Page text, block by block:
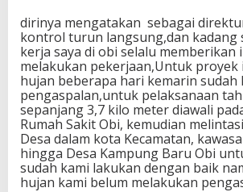
dirinya mengatakan sebagai
kontrol turun langsung,dan kadang
kerja saya di obi selalu memberikan
melakukan pekerjaan,Untuk proyek
hujan beberapa hari kemarin sudah
pengaspalan,untuk pelaksanaan
sepanjang 3,7 kilo meter diawali
Rumah Sakit Obi, kemudian
Desa dalam kota Kecamatan,
hingga Desa Kampung Baru Obi
sudah kami lakukan dengan baik
hujan kami belum melakukan